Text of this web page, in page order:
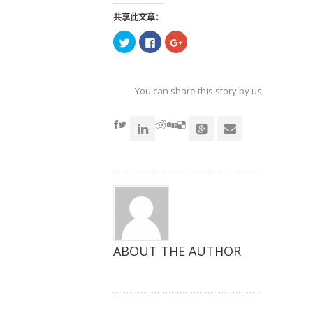
共享此文章：
点
击
共
享
窗
口
点
击
共
享
窗
口
点
击
共
享
窗
口
You can share this story by using your
ABOUT THE AUTHOR